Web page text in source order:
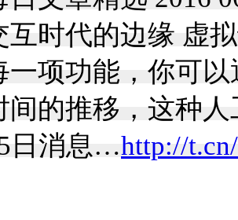
互时代的边缘 虚
一项功能，你可
间的推移，这种
日消息…http://